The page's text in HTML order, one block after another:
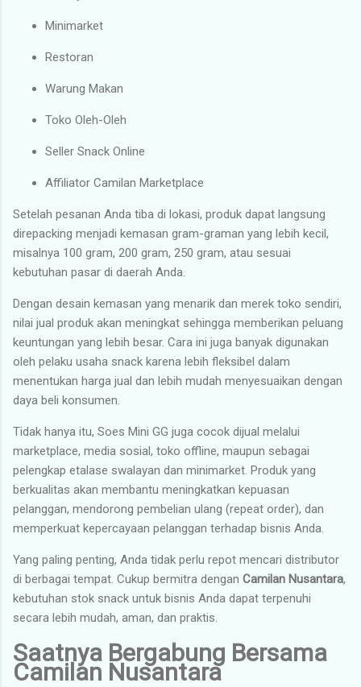
Minimarket
Restoran
Warung Makan
Toko Oleh-Oleh
Seller Snack Online
Affiliator Camilan Marketplace
Setelah pesanan Anda tiba di lokasi, produk dapat langsung
direpacking menjadi kemasan gram-graman yang lebih kecil,
misalnya 100 gram, 200 gram, 250 gram, atau sesuai
kebutuhan pasar di daerah Anda.
Dengan desain kemasan yang menarik dan merek toko sendiri,
nilai jual produk akan meningkat sehingga memberikan peluang
keuntungan yang lebih besar. Cara ini juga banyak digunakan
oleh pelaku usaha snack karena lebih fleksibel dalam
menentukan harga jual dan lebih mudah menyesuaikan dengan
daya beli konsumen.
Tidak hanya itu, Soes Mini GG juga cocok dijual melalui
marketplace, media sosial, toko offline, maupun sebagai
pelengkap etalase swalayan dan minimarket. Produk yang
berkualitas akan membantu meningkatkan kepuasan
pelanggan, mendorong pembelian ulang (repeat order), dan
memperkuat kepercayaan pelanggan terhadap bisnis Anda.
Yang paling penting, Anda tidak perlu repot mencari distributor
di berbagai tempat. Cukup bermitra dengan Camilan Nusantara,
kebutuhan stok snack untuk bisnis Anda dapat terpenuhi
secara lebih mudah, aman, dan praktis.
Saatnya Bergabung Bersama
Camilan Nusantara